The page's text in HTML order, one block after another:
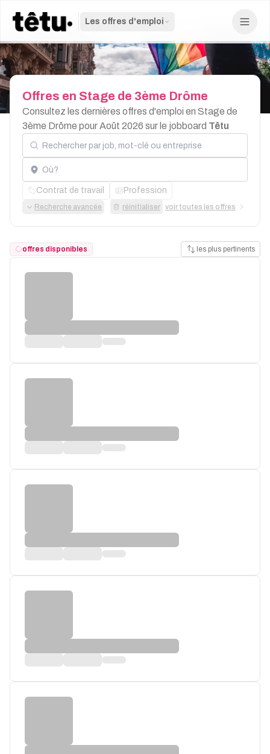
Les offres d'emploi
Offres en Stage de 3ème Drôme
Consultez les dernières offres d'emploi en Stage de
3ème Drôme pour Août 2026 sur le jobboard Têtu
Rechercher par job, mot-clé ou entreprise
Localisation
Contrat de travail Profession
Recherche avancée réinitialiser voir toutes les offres
offres disponibles les plus pertinents